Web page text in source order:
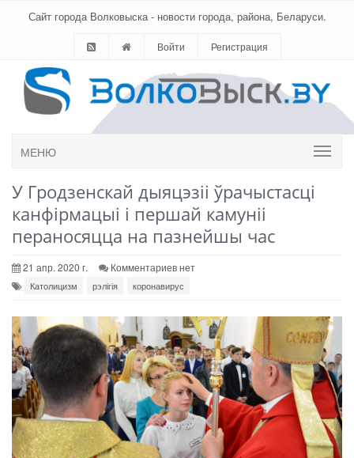
Сайт города Волковыска - новости города, района, Беларуси.
Войти Регистрация
МЕНЮ
У Гродзенскай дыяцэзіі ўрачыстасці
канфірмацыі і першай камуніі
пераносяцца на пазнейшы час
21 апр. 2020 г. Комментариев нет
Католицизм рэлігія коронавирус